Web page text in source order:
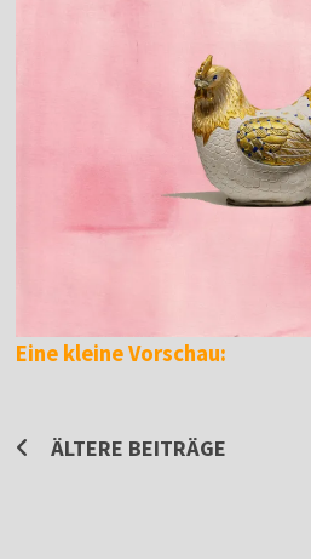
Eine kleine Vorschau:
Beitragsnavigation
ÄLTERE BEITRÄGE